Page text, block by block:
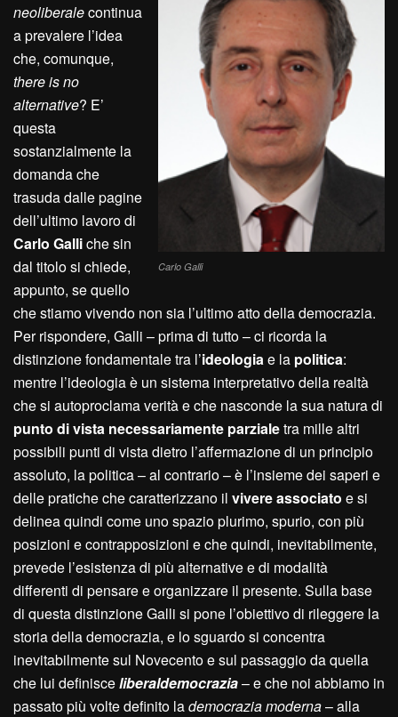
Carlo Galli
neoliberalecontinua
a prevalere l’idea
che, comunque,
there is no
alternative? E’
questa
sostanzialmente la
domanda che
trasuda dalle pagine
dell’ultimo lavoro di
Carlo Galliche sin
dal titolo si chiede,
appunto, se quello
che stiamo vivendo non sia l’ultimo atto della democrazia.
Per rispondere, Galli – prima di tutto – ci ricorda la
distinzione fondamentale tra l’ideologiae la politica:
mentre l’ideologia è un sistema interpretativo della realtà
che si autoproclama verità e che nasconde la sua natura di
punto di vista necessariamente parzialetra mille altri
possibili punti di vista dietro l’affermazione di un principio
assoluto, la politica – al contrario – è l’insieme dei saperi e
delle pratiche che caratterizzano il vivere associato e si
delinea quindi come uno spazio plurimo, spurio, con più
posizioni e contrapposizioni e che quindi, inevitabilmente,
prevede l’esistenza di più alternative e di modalità
differenti di pensare e organizzare il presente. Sulla base
di questa distinzione Galli si pone l’obiettivo di rileggere la
storia della democrazia, e lo sguardo si concentra
inevitabilmente sul Novecento e sul passaggio da quella
che lui definisceliberaldemocrazia– e che noi abbiamo in
passato più volte definito lademocrazia moderna– alla